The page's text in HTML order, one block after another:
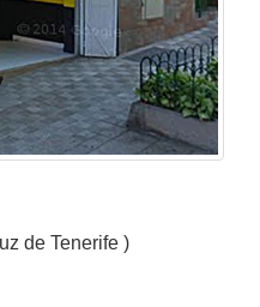
de Tenerife )